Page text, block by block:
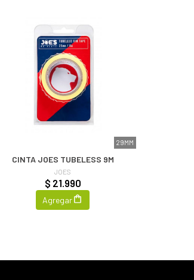
29MM
CINTA JOES TUBELESS 9M
JOES
$ 21.990
Agregar